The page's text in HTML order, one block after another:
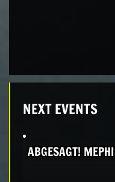
NEXT EVENTS
ABGESAGT!